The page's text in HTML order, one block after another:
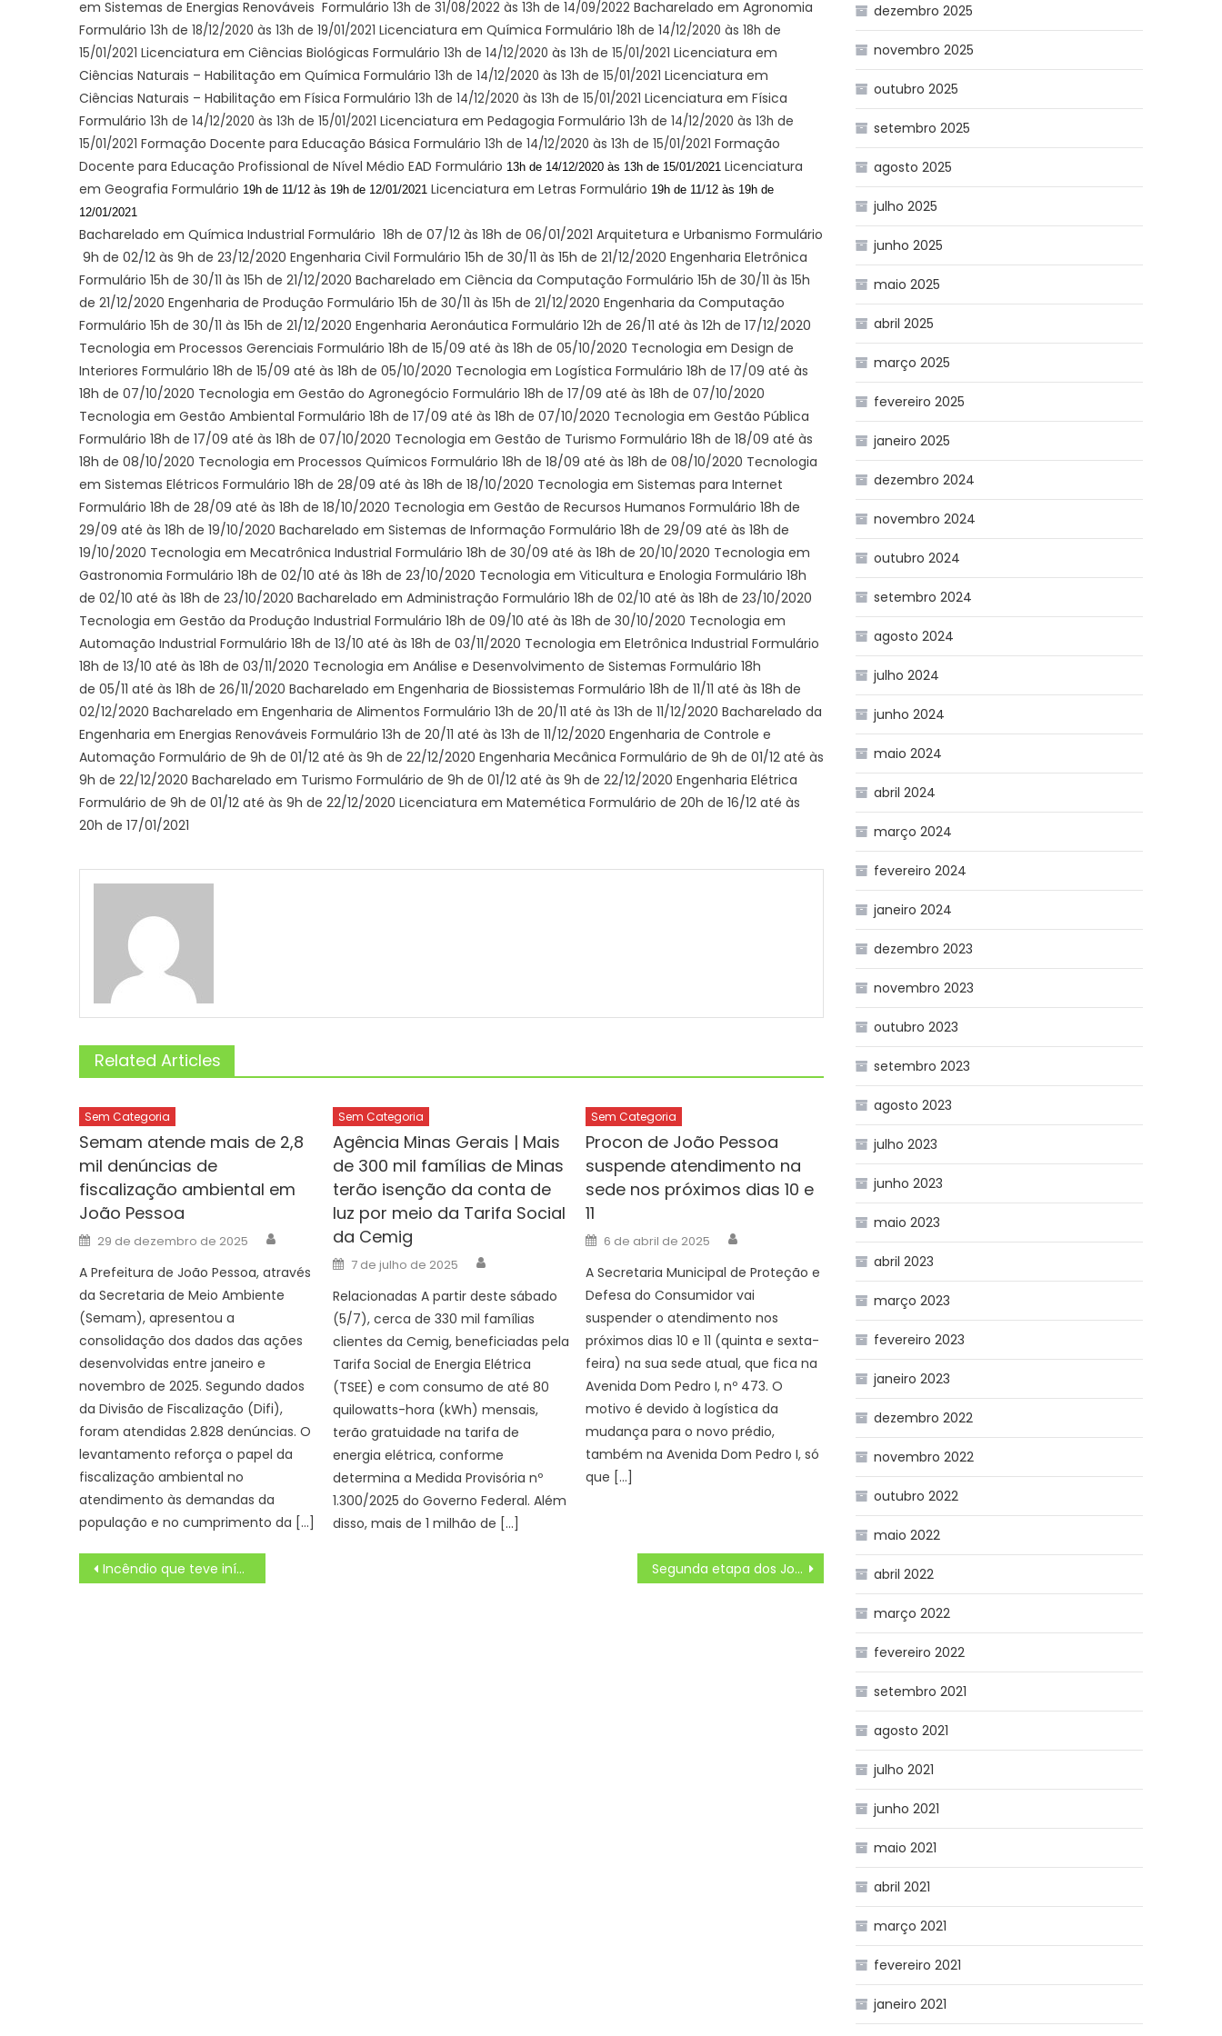
em Sistemas de Energias Renováveis Formulário 13h de 31/08/2022 às 13h de 14/09/2022 Bacharelado em Agronomia
Formulário 13h de 18/12/2020 às 13h de 19/01/2021 Licenciatura em Química Formulário 18h de 14/12/2020 às 18h de
15/01/2021 Licenciatura em Ciências Biológicas Formulário 13h de 14/12/2020 às 13h de 15/01/2021 Licenciatura em
Ciências Naturais – Habilitação em Química Formulário 13h de 14/12/2020 às 13h de 15/01/2021 Licenciatura em
Ciências Naturais – Habilitação em Física Formulário 13h de 14/12/2020 às 13h de 15/01/2021 Licenciatura em Física
Formulário 13h de 14/12/2020 às 13h de 15/01/2021 Licenciatura em Pedagogia Formulário 13h de 14/12/2020 às 13h de
15/01/2021 Formação Docente para Educação Básica Formulário 13h de 14/12/2020 às 13h de 15/01/2021 Formação
Docente para Educação Profissional de Nível Médio EAD Formulário 13h de 14/12/2020 às 13h de 15/01/2021 Licenciatura
em Geografia Formulário 19h de 11/12 às 19h de 12/01/2021 Licenciatura em Letras Formulário 19h de 11/12 às 19h de
12/01/2021
Bacharelado em Química Industrial Formulário 18h de 07/12 às 18h de 06/01/2021 Arquitetura e Urbanismo Formulário
9h de 02/12 às 9h de 23/12/2020 Engenharia Civil Formulário 15h de 30/11 às 15h de 21/12/2020 Engenharia Eletrônica
Formulário 15h de 30/11 às 15h de 21/12/2020 Bacharelado em Ciência da Computação Formulário 15h de 30/11 às 15h
de 21/12/2020 Engenharia de Produção Formulário 15h de 30/11 às 15h de 21/12/2020 Engenharia da Computação
Formulário 15h de 30/11 às 15h de 21/12/2020 Engenharia Aeronáutica Formulário 12h de 26/11 até às 12h de 17/12/2020
Tecnologia em Processos Gerenciais Formulário 18h de 15/09 até às 18h de 05/10/2020 Tecnologia em Design de
Interiores Formulário 18h de 15/09 até às 18h de 05/10/2020 Tecnologia em Logística Formulário 18h de 17/09 até às
18h de 07/10/2020 Tecnologia em Gestão do Agronegócio Formulário 18h de 17/09 até às 18h de 07/10/2020
Tecnologia em Gestão Ambiental Formulário 18h de 17/09 até às 18h de 07/10/2020 Tecnologia em Gestão Pública
Formulário 18h de 17/09 até às 18h de 07/10/2020 Tecnologia em Gestão de Turismo Formulário 18h de 18/09 até às
18h de 08/10/2020 Tecnologia em Processos Químicos Formulário 18h de 18/09 até às 18h de 08/10/2020 Tecnologia
em Sistemas Elétricos Formulário 18h de 28/09 até às 18h de 18/10/2020 Tecnologia em Sistemas para Internet
Formulário 18h de 28/09 até às 18h de 18/10/2020 Tecnologia em Gestão de Recursos Humanos Formulário 18h de
29/09 até às 18h de 19/10/2020 Bacharelado em Sistemas de Informação Formulário 18h de 29/09 até às 18h de
19/10/2020 Tecnologia em Mecatrônica Industrial Formulário 18h de 30/09 até às 18h de 20/10/2020 Tecnologia em
Gastronomia Formulário 18h de 02/10 até às 18h de 23/10/2020 Tecnologia em Viticultura e Enologia Formulário 18h
de 02/10 até às 18h de 23/10/2020 Bacharelado em Administração Formulário 18h de 02/10 até às 18h de 23/10/2020
Tecnologia em Gestão da Produção Industrial Formulário 18h de 09/10 até às 18h de 30/10/2020 Tecnologia em
Automação Industrial Formulário 18h de 13/10 até às 18h de 03/11/2020 Tecnologia em Eletrônica Industrial Formulário
18h de 13/10 até às 18h de 03/11/2020 Tecnologia em Análise e Desenvolvimento de Sistemas Formulário 18h
de 05/11 até às 18h de 26/11/2020 Bacharelado em Engenharia de Biossistemas Formulário 18h de 11/11 até às 18h de
02/12/2020 Bacharelado em Engenharia de Alimentos Formulário 13h de 20/11 até às 13h de 11/12/2020 Bacharelado da
Engenharia em Energias Renováveis Formulário 13h de 20/11 até às 13h de 11/12/2020 Engenharia de Controle e
Automação Formulário de 9h de 01/12 até às 9h de 22/12/2020 Engenharia Mecânica Formulário de 9h de 01/12 até às
9h de 22/12/2020 Bacharelado em Turismo Formulário de 9h de 01/12 até às 9h de 22/12/2020 Engenharia Elétrica
Formulário de 9h de 01/12 até às 9h de 22/12/2020 Licenciatura em Matemética Formulário de 20h de 16/12 até às
20h de 17/01/2021
Related Articles
Sem Categoria
Semam atende mais de 2,8
mil denúncias de
fiscalização ambiental em
João Pessoa
Posted
on
29 de dezembro de 2025
A Prefeitura de João Pessoa, através
da Secretaria de Meio Ambiente
(Semam), apresentou a
consolidação dos dados das ações
desenvolvidas entre janeiro e
novembro de 2025. Segundo dados
da Divisão de Fiscalização (Difi),
foram atendidas 2.828 denúncias. O
levantamento reforça o papel da
fiscalização ambiental no
atendimento às demandas da
população e no cumprimento da […]
Sem Categoria
Agência Minas Gerais | Mais
de 300 mil famílias de Minas
terão isenção da conta de
luz por meio da Tarifa Social
da Cemig
Posted
on
7 de julho de 2025
Relacionadas A partir deste sábado
(5/7), cerca de 330 mil famílias
clientes da Cemig, beneficiadas pela
Tarifa Social de Energia Elétrica
(TSEE) e com consumo de até 80
quilowatts-hora (kWh) mensais,
terão gratuidade na tarifa de
energia elétrica, conforme
determina a Medida Provisória nº
1.300/2025 do Governo Federal. Além
disso, mais de 1 milhão de […]
Sem Categoria
Procon de João Pessoa
suspende atendimento na
sede nos próximos dias 10 e
11
Posted
on
6 de abril de 2025
A Secretaria Municipal de Proteção e
Defesa do Consumidor vai
suspender o atendimento nos
próximos dias 10 e 11 (quinta e sexta-
feira) na sua sede atual, que fica na
Avenida Dom Pedro I, nº 473. O
motivo é devido à logística da
mudança para o novo prédio,
também na Avenida Dom Pedro I, só
que […]
Navegação
de
Incêndio que teve início em caminhão atolado se alastra e mobiliza equipes no Pantanal – Agência de Noticias do Governo de Mato Grosso do Sul Segunda etapa dos Jogos Escolares da Juventude de MS começa na próxima semana – Agência de Noticias do Governo de Mato Grosso do Sul
dezembro 2025
novembro 2025
outubro 2025
setembro 2025
agosto 2025
julho 2025
junho 2025
maio 2025
abril 2025
março 2025
fevereiro 2025
janeiro 2025
dezembro 2024
novembro 2024
outubro 2024
setembro 2024
agosto 2024
julho 2024
junho 2024
maio 2024
abril 2024
março 2024
fevereiro 2024
janeiro 2024
dezembro 2023
novembro 2023
outubro 2023
setembro 2023
agosto 2023
julho 2023
junho 2023
maio 2023
abril 2023
março 2023
fevereiro 2023
janeiro 2023
dezembro 2022
novembro 2022
outubro 2022
maio 2022
abril 2022
março 2022
fevereiro 2022
setembro 2021
agosto 2021
julho 2021
junho 2021
maio 2021
abril 2021
março 2021
fevereiro 2021
janeiro 2021